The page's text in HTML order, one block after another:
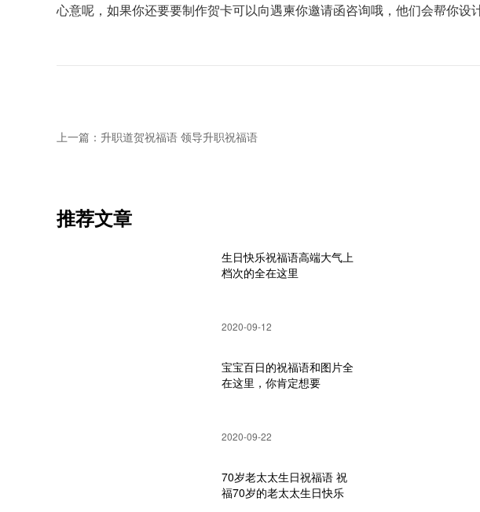
心意呢，如果你还要要制作贺卡可以向遇柬你邀请函咨询哦，他们会帮你设计
上一篇：升职道贺祝福语 领导升职祝福语
推荐文章
生日快乐祝福语高端大气上
档次的全在这里
2020-09-12
宝宝百日的祝福语和图片全
在这里，你肯定想要
2020-09-22
70岁老太太生日祝福语 祝
福70岁的老太太生日快乐